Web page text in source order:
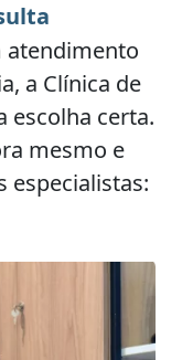
atendimento
a Clínica de
escolha certa.
mesmo e
especialistas: